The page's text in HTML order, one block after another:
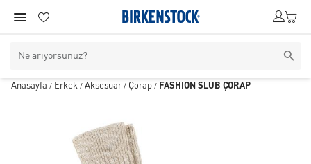
Anasayfa / Erkek / Aksesuar / Çorap / FASHION SLUB ÇORAP